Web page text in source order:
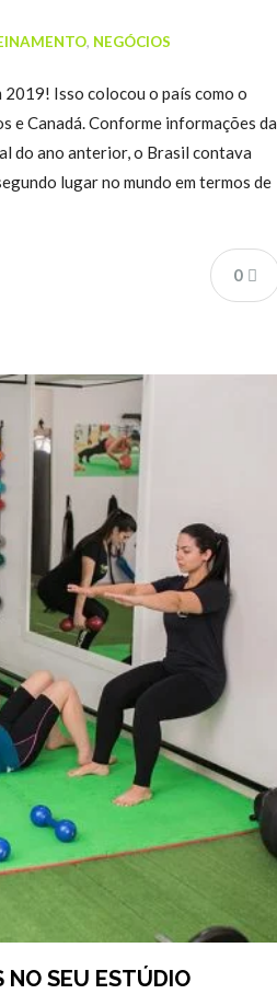
, NEGÓCIOS
Isso colocou o país como o
e Canadá. Conforme informações da
do ano anterior, o Brasil contava
lugar no mundo em termos de
0
NO SEU ESTÚDIO